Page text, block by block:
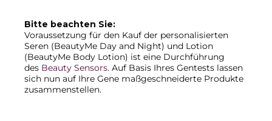
Bitte beachten Sie:
Voraussetzung für den Kauf der personalisierten
Seren (BeautyMe Day and Night) und Lotion
(BeautyMe Body Lotion) ist eine Durchführung
des Beauty Sensors. Auf Basis Ihres Gentests lassen
sich nun auf Ihre Gene maßgeschneiderte Produkte
zusammenstellen.